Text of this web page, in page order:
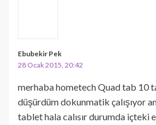
Ebubekir Pek
28 Ocak 2015, 20:42
merhaba hometech Quad tab 10
düşürdüm dokunmatik çalışıyor
tablet hala calısır durumda içteki